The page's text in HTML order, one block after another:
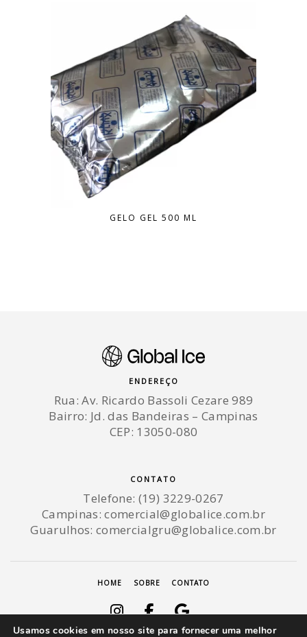
GELO GEL 500 ML
ENDEREÇO
Rua: Av. Ricardo Bassoli Cezare 989
Bairro: Jd. das Bandeiras – Campinas
CEP: 13050-080
CONTATO
Telefone: (19) 3229-0267
Campinas:comercial@globalice.com.br
Guarulhos: comercialgru@globalice.com.br
HOME SOBRE CONTATO
Usamos cookies em nosso site para fornecer uma melhor